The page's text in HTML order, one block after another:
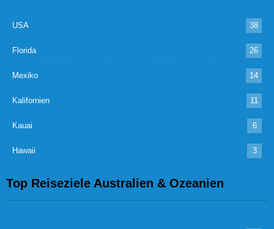
USA 38
Florida 26
Mexiko 14
Kalifornien 11
Kauai 6
Hawaii 3
Top Reiseziele Australien & Ozeanien